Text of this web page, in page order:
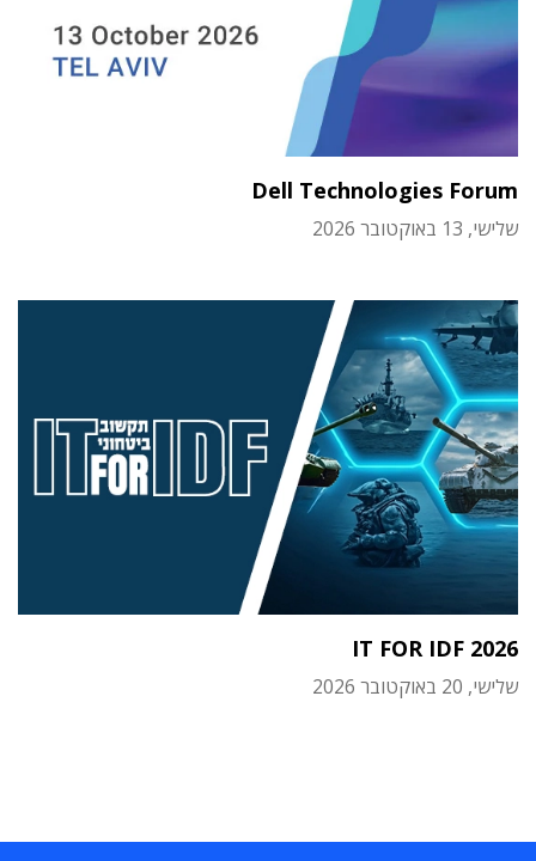
Dell Technologies Forum
שלישי, 13 באוקטובר 2026
IT FOR IDF 2026
שלישי, 20 באוקטובר 2026